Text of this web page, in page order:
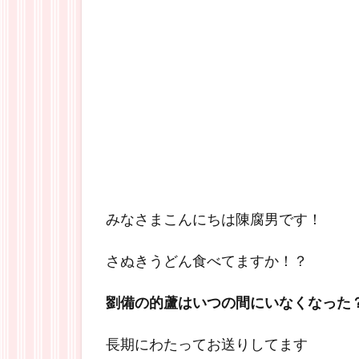
みなさまこんにちは陳腐男です！
さぬきうどん食べてますか！？
劉備の的蘆はいつの間にいなくなった
長期にわたってお送りしてます